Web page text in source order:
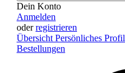
Dein Konto
Anmelden
oderregistrieren
Übersicht Persönliches Profil
Bestellungen